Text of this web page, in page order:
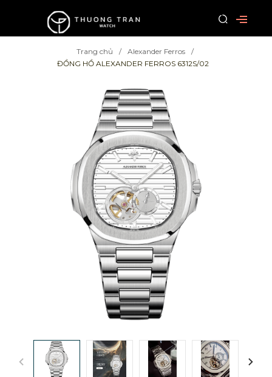
Trang chủ
Alexander Ferros
ĐỒNG HỒ ALEXANDER FERROS 6312S/02